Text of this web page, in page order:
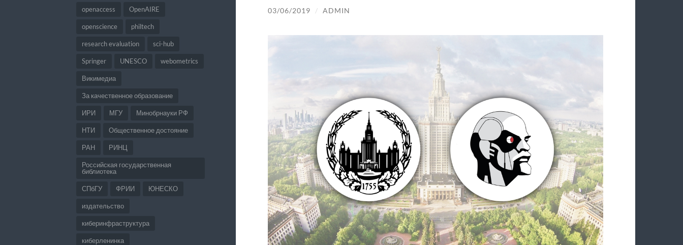
openaccess OpenAIRE
openscience philtech
research evaluation sci-hub
Springer UNESCO webometrics
Викимедиа
За качественное образование
ИРИ МГУ Минобрнауки РФ
НТИ Общественное достояние
РАН РИНЦ
Российская государственная
библиотека
СПбГУ ФРИИ ЮНЕСКО
издательство
киберинфраструктура
киберленинка
03/06/2019 / ADMIN